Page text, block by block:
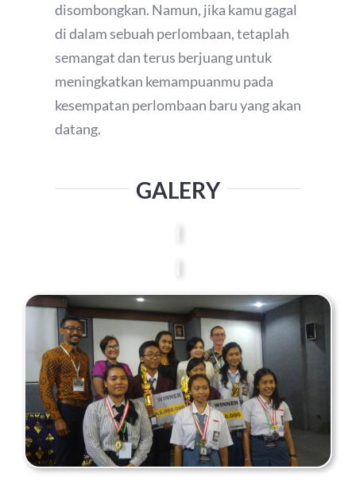
disombongkan. Namun, jika kamu gagal
di dalam sebuah perlombaan, tetaplah
semangat dan terus berjuang untuk
meningkatkan kemampuanmu pada
kesempatan perlombaan baru yang akan
datang.
GALERY